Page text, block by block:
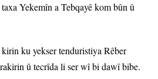
Yekemîn a Tebqayê kom bûn û
ku yekser tenduristiya Rêber
û tecrîda li ser wî bi dawî bibe.